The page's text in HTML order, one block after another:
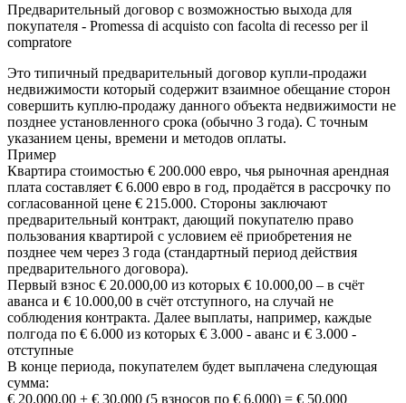
Предварительный договор с возможностью выхода для
покупателя - Promessa di acquisto con facolta di recesso per il
compratore
Это типичный предварительный договор купли-продажи
недвижимости который содержит взаимное обещание сторон
совершить куплю-продажу данного объекта недвижимости не
позднее установленного срока (обычно 3 года). С точным
указанием цены, времени и методов оплаты.
Пример
Квартира стоимостью € 200.000 евро, чья рыночная арендная
плата составляет € 6.000 евро в год, продаётся в рассрочку по
согласованной цене € 215.000. Стороны заключают
предварительный контракт, дающий покупателю право
пользования квартирой с условием её приобретения не
позднее чем через 3 года (стандартный период действия
предварительного договора).
Первый взнос € 20.000,00 из которых € 10.000,00 – в счёт
аванса и € 10.000,00 в счёт отступного, на случай не
соблюдения контракта. Далее выплаты, например, каждые
полгода по € 6.000 из которых € 3.000 - аванс и € 3.000 -
отступные
В конце периода, покупателем будет выплачена следующая
сумма:
€ 20.000,00 + € 30.000 (5 взносов по € 6.000) = € 50.000